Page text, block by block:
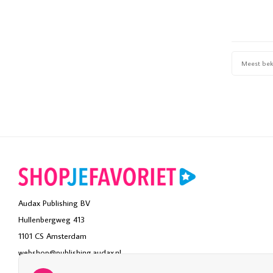
Meest
Audax Publishing BV
Hullenbergweg 413
1101 CS Amsterdam
webshop@publishing.audax.nl